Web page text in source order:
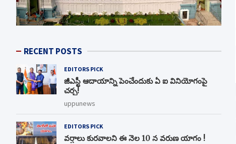
RECENT POSTS
EDITORS PICK
జీఎస్టీ ఆదాయాన్ని పెంచేందుకు ఏ ఐ వినియోగంపై
చర్చ!
uppunews
EDITORS PICK
వర్షాలు కురవాలని ఈ నెల 10 న వరుణ యాగం !